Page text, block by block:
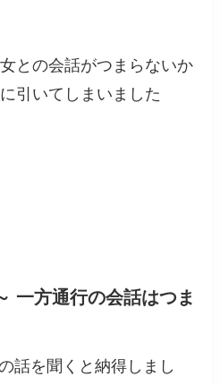
との会話がつまらないか
引いてしまいました
一方通行の会話はつま
話を聞くと納得しまし